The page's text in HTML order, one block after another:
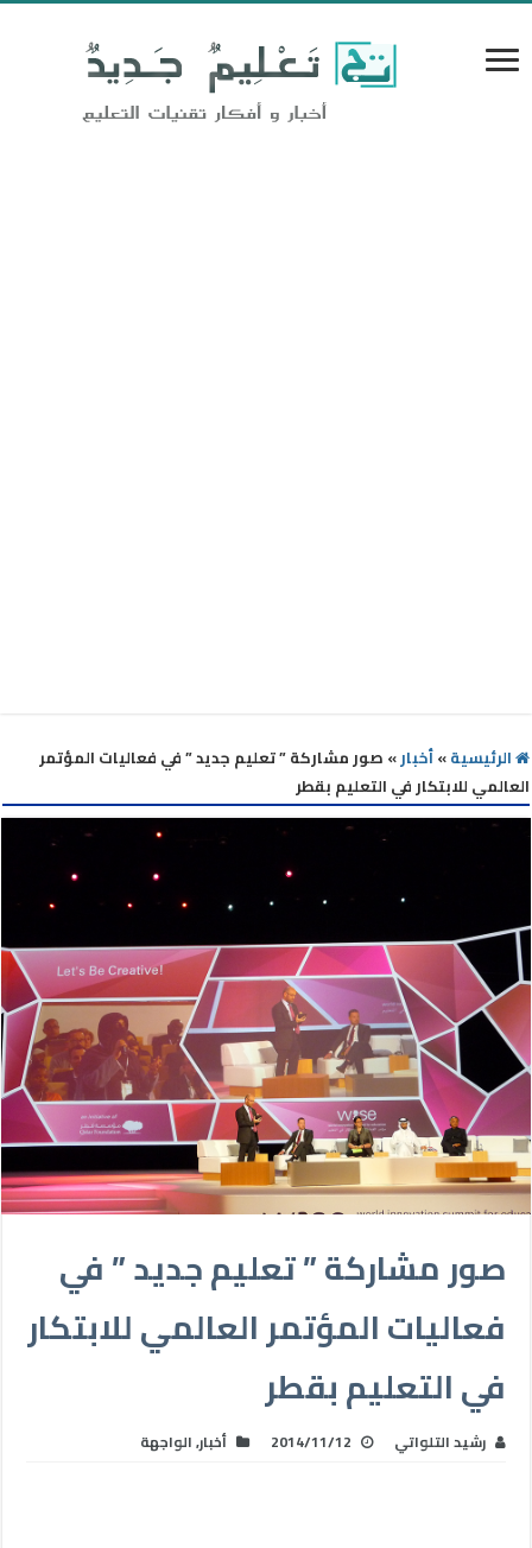
الرئيسية»أخبار» صور مشاركة ” تعليم جديد ” في فعاليات المؤتمر
العالمي للابتكار في التعليم بقطر
صور مشاركة ” تعليم جديد ” في
فعاليات المؤتمر العالمي للابتكار
في التعليم بقطر
رشيد التلواتي 2014/11/12 أخبار,الواجهة